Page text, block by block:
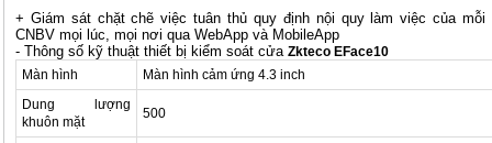
+ Giám sát chặt chẽ việc tuân thủ quy định nội quy làm việc của mỗi
CNBV mọi lúc, mọi nơi qua WebApp và MobileApp
- Thông số kỹ thuật thiết bị kiểm soát cửa Zkteco EFace10
Màn hình
Màn hình cảm ứng 4.3 inch
Dung lượng
khuôn mặt
500